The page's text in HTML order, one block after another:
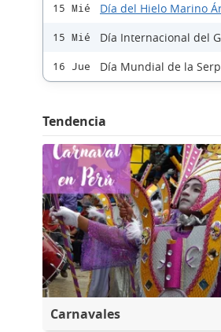
15 Mié Día del Hielo Marino
15 Mié Día Internacional del
16 Jue Día Mundial de la
Tendencia
Carnavales